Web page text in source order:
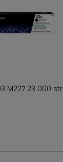
M227 23 000